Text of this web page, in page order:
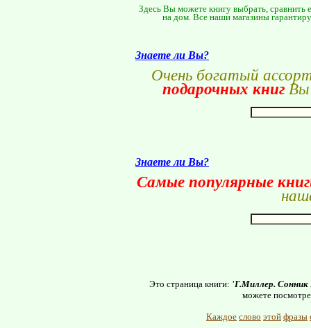
Здесь Вы можете книгу выбрать, сравнить
на дом. Все наши магазины
Знаете ли Вы?
Очень богатый
подарочных книгВы
Знаете ли Вы?
Самые популярные
Это страница книги: 'Г.Миллер. Сонник
можете
Каждое слово этой фразы